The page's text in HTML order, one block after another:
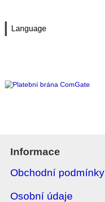
Language
Informace
Obchodní podmínky
Osobní údaje